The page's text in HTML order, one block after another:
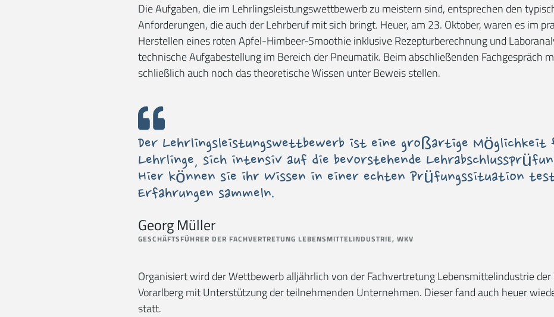
Die Aufgaben, die im Lehrlingsleistungswettbewerb zu meistern sind, entsprechen den
Anforderungen, die auch der Lehrberuf mit sich bringt. Heuer, am 23. Oktober, waren es im
Herstellen eines roten Apfel-Himbeer-Smoothie inklusive Rezepturberechnung und
technische Aufgabestellung im Bereich der Pneumatik. Beim abschließenden Fachgespräch
schließlich auch noch das theoretische Wissen unter Beweis stellen.
Der Lehrlingsleistungswettbewerb ist eine großartige
Lehrlinge, sich intensiv auf die bevorstehende
Hier können sie ihr Wissen in einer echten Prüfungssituation
Erfahrungen sammeln.
Georg Müller
GESCHÄFTSFÜHRER DER FACHVERTRETUNG LEBENSMITTELINDUSTRIE, WKV
Organisiert wird der Wettbewerb alljährlich von der Fachvertretung Lebensmittelindustrie
Vorarlberg mit Unterstützung der teilnehmenden Unternehmen. Dieser fand auch heuer
statt.